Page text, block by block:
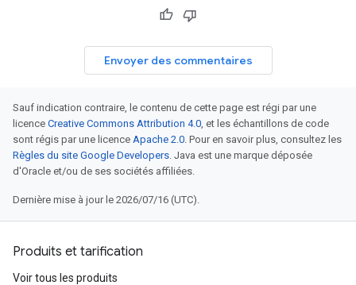
Envoyer des commentaires
Sauf indication contraire, le contenu de cette page est régi par une
licence Creative Commons Attribution 4.0, et les échantillons de code
sont régis par une licence Apache 2.0. Pour en savoir plus, consultez les
Règles du site Google Developers. Java est une marque déposée
d'Oracle et/ou de ses sociétés affiliées.
Dernière mise à jour le 2026/07/16 (UTC).
Produits et tarification
Voir tous les produits